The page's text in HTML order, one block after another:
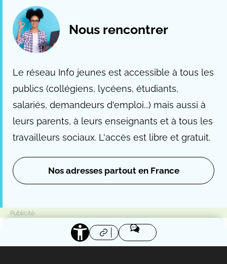
Nous rencontrer
Le réseau Info jeunes est accessible à tous les
publics (collégiens, lycéens, étudiants,
salariés, demandeurs d'emploi...) mais aussi à
leurs parents, à leurs enseignants et à tous les
travailleurs sociaux. L'accès est libre et gratuit.
Nos adresses partout en France